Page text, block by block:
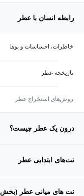
رابطه انسان با عطر
خاطرات، احساسات و بوها
تاریخچه عطر
روش‌های استخراج عطر
درون یک عطر چیست؟
نت‌های ابتدایی عطر
نت های میانی عطر (بخش 1)